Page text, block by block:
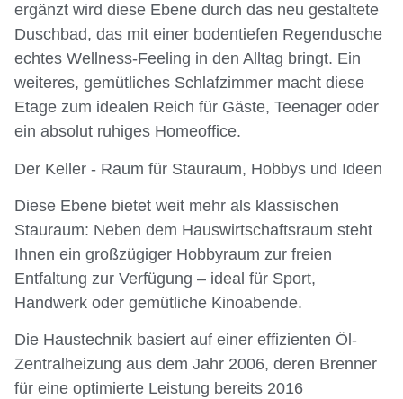
ergänzt wird diese Ebene durch das neu gestaltete
Duschbad, das mit einer bodentiefen Regendusche
echtes Wellness-Feeling in den Alltag bringt. Ein
weiteres, gemütliches Schlafzimmer macht diese
Etage zum idealen Reich für Gäste, Teenager oder
ein absolut ruhiges Homeoffice.
Der Keller - Raum für Stauraum, Hobbys und Ideen
Diese Ebene bietet weit mehr als klassischen
Stauraum: Neben dem Hauswirtschaftsraum steht
Ihnen ein großzügiger Hobbyraum zur freien
Entfaltung zur Verfügung – ideal für Sport,
Handwerk oder gemütliche Kinoabende.
Die Haustechnik basiert auf einer effizienten Öl-
Zentralheizung aus dem Jahr 2006, deren Brenner
für eine optimierte Leistung bereits 2016